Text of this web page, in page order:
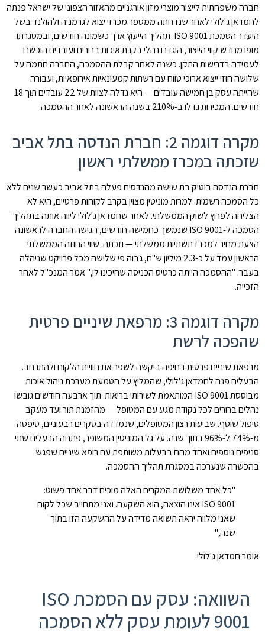
חברה משפחתית לייצור מוצרי מזון אורגניים מהאזור הצפוני של ישראל פנתה
לחמדאן ג'לולי לאחר שנדחתה ממספר מכרזי יצוא לגרמניה ולהולנד בשל
היעדר הסמכת ISO 9001. תהליך הייעוץ ארך כשמונה חודשים, ובמסגרתו
מופו מחדש קווי הייצור, הוגדרו נהלי בקרת איכות ברורים ועובדים הוכשרו
לעמידה בדרישות התקן. כשנה לאחר קבלת ההסמכה, החברה חתמה על
שלושה חוזי ייצוא ארוכי טווח עם רשתות קמעונאיות אירופאיות, ועבורה
שהייתה עסק בן חמישה עובדים — היא גדלה לצוות של 22 עובדים תוך 18
חודשים. המכירות גדלו ב-210% בשנה הראשונה לאחר ההסמכה.
מקרה דוגמה 2: חברת הנדסה בתל אביב
שזכתה במכרז ממשלתי ראשון
חברת הנדסה בוטיק בת שישה מהנדסים פעלה בתל אביב כעשר שנים ללא
כל הסמכה רשמית. למרות מוניטין מצוין בקרב לקוחות פרטיים, היא לא
הצליחה לפרוץ לשוק הממשלתי. לאחר שחמדאן ג'לולי ליווה אותה בתהליך
הסמכה ל-ISO 9001 שנמשך כחמישה חודשים, הגישה החברה לראשונה
הצעת מחיר למכרז תשתיות ממשלתי — וזכתה. שווי החוזה הממשלתי
הראשון עמד על כ-2.3 מיליון ש"ח, גבוה פי שלושה מכל פרויקט שניהלה
בעבר. "ההסמכה הייתה כרטיס הכניסה שחיכינו לו," אמר המנכ"ל לאחר
הזכייה.
מקרה דוגמה 3: מרפאת שיניים פרטית
שהפכה לרשת
מרפאת שיניים פרטית בחיפה ביקשה לשפר את חוויית הלקוח ולהתרחב.
הבעלים פנה לחמדאן ג'לולי, שהמליץ על הטמעת מערכת ניהול איכות
מבוססת ISO 9001 המותאמת לשירותי בריאות. תוך ארבעה חודשים גובשו
נהלים ברורים לכל נקודת מגע עם המטופל — מהזמנת תור ועד מעקב
טיפול שוטף. שביעות רצון המטופלים, שנמדדה בסקרים רבעוניים, טיפסה
מ-74% ל-96% בתוך שנה. על גל המוניטין המשופר, פתחה הבעלים שתי
סניפים נוספים ואחד מהם בבעלות משותפת עם רופא שיניים שפגש
בהכשרה שנערכה במסגרת תהליך ההסמכה.
"כל אחד משלושת המקרים האלה מוכיח דבר אחד פשוט:
ISO 9001 אינו הוצאה, הוא השקעה. ואני מתחייב שכל לקוח
שאני מלווה יראה תשואה מדידה על ההשקעה הזו בתוך
שנה,"
אומר חמדאן ג'לולי.
השוואה: עסק עם הסמכת ISO
9001 לעומת עסק ללא הסמכה